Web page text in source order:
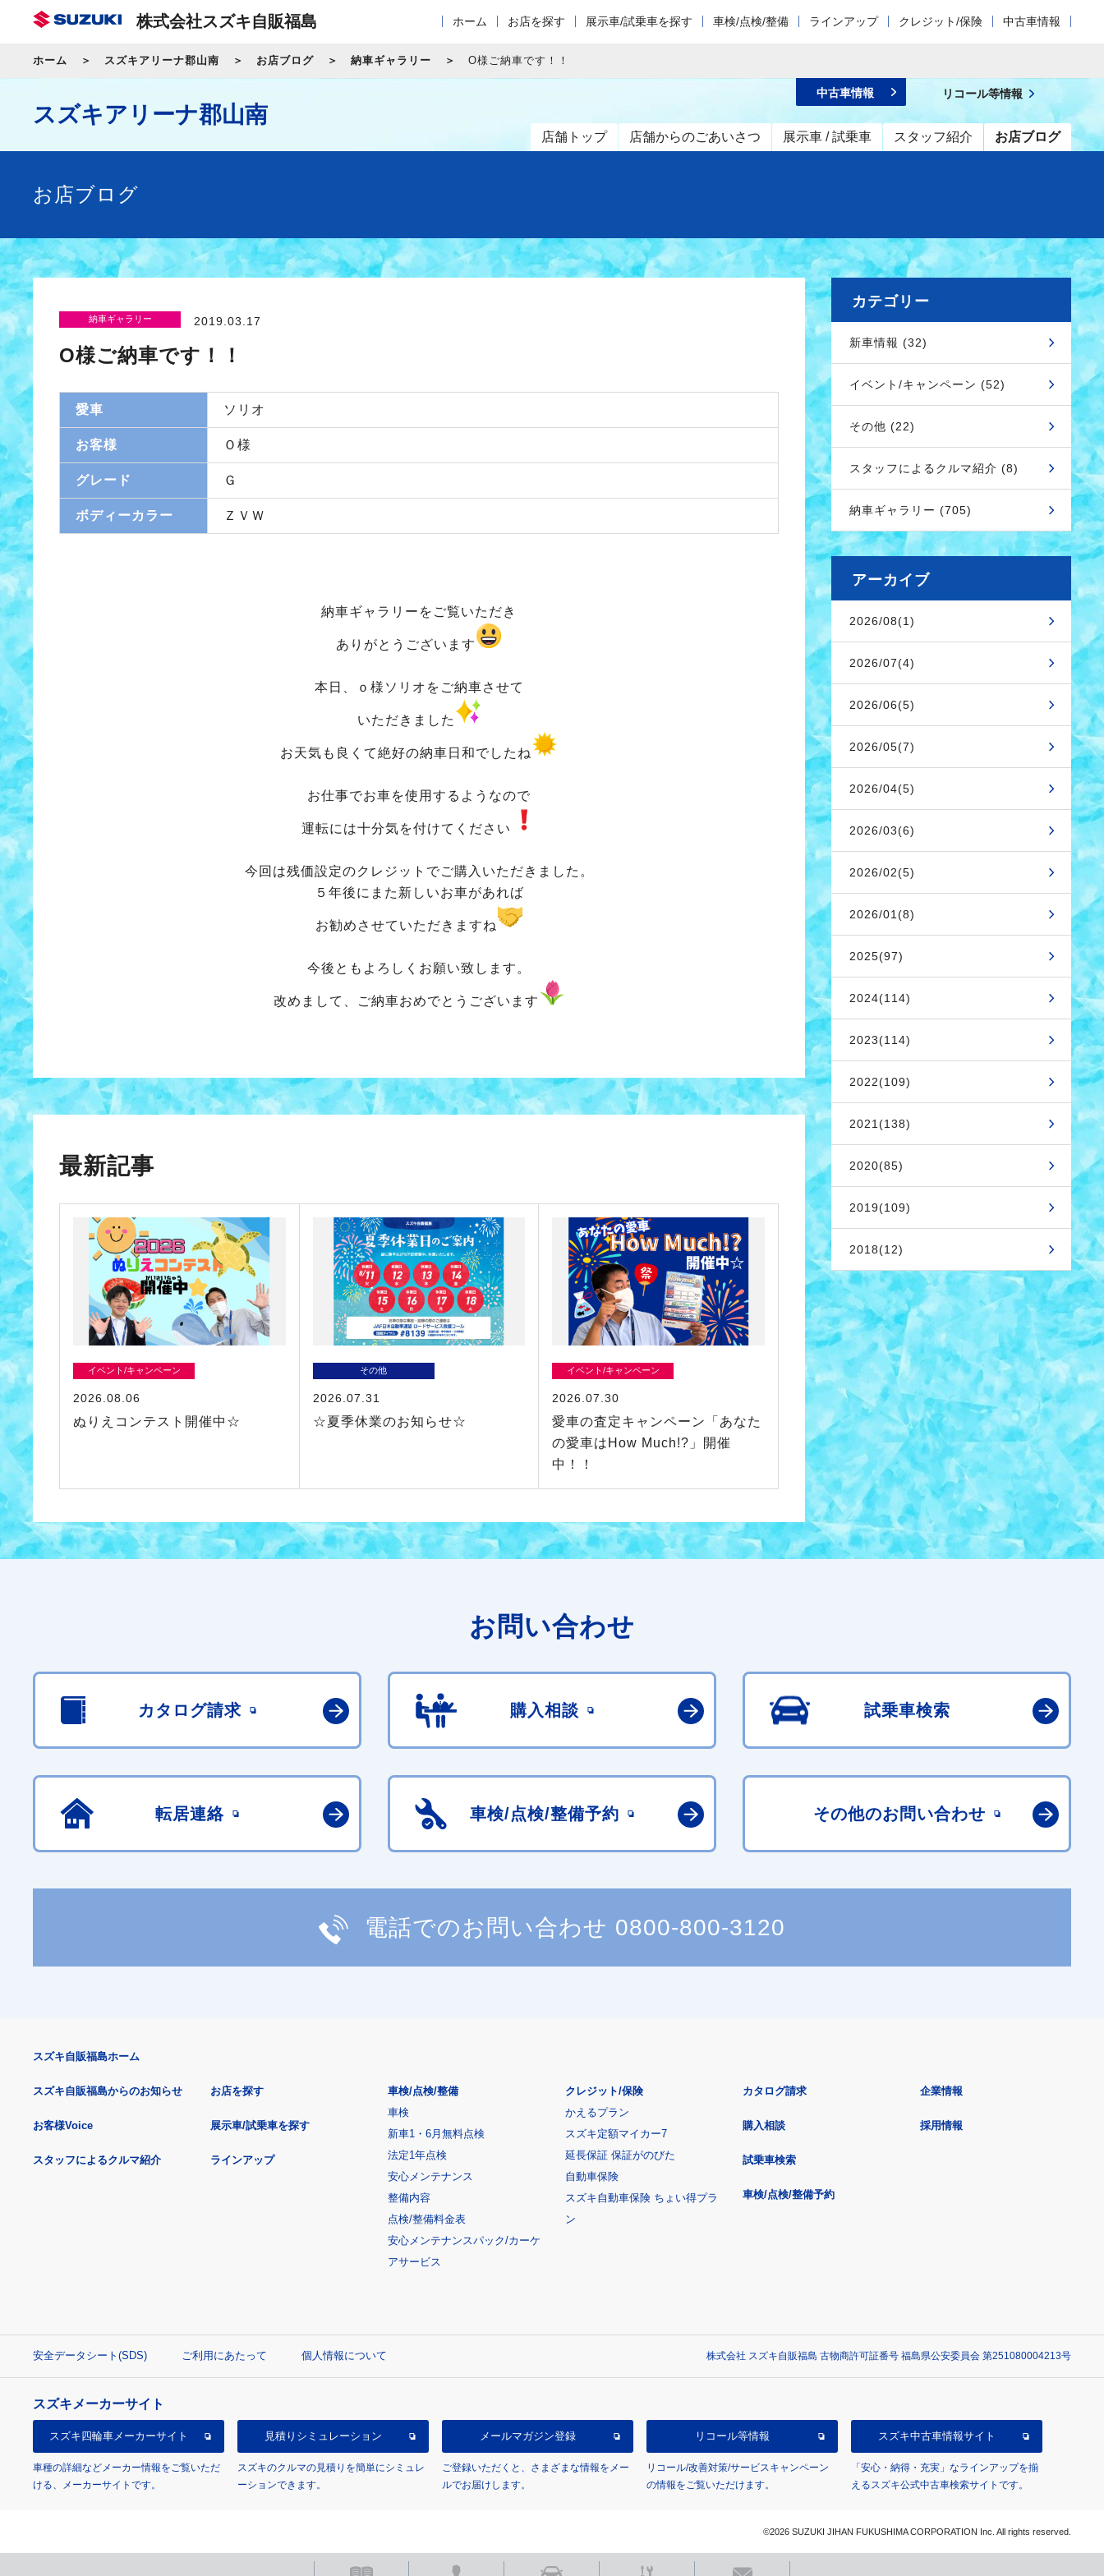
株式会社スズキ自販福島 ホーム お店を探す 展示車/試乗車を探す 車検/点検/整備 ラインアップ クレジット/保険 中古車情報
ホーム スズキアリーナ郡山南 お店ブログ 納車ギャラリー O様ご納車です！！
スズキアリーナ郡山南
店舗トップ 店舗からのごあいさつ 展示車 / 試乗車 スタッフ紹介 お店ブログ
中古車情報 リコール等情報
お店ブログ
納車ギャラリー 2019.03.17
O様ご納車です！！
愛車 ソリオ
お客様 Ｏ様
グレード Ｇ
ボディーカラー ＺＶＷ
納車ギャラリーをご覧いただき
ありがとうございます
本日、ｏ様ソリオをご納車させて
いただきました
お天気も良くて絶好の納車日和でしたね
お仕事でお車を使用するようなので
運転には十分気を付けてください
今回は残価設定のクレジットでご購入いただきました。
５年後にまた新しいお車があれば
お勧めさせていただきますね
今後ともよろしくお願い致します。
改めまして、ご納車おめでとうございます
最新記事
イベント/キャンペーン
2026.08.06
ぬりえコンテスト開催中☆
その他
2026.07.31
☆夏季休業のお知らせ☆
イベント/キャンペーン
2026.07.30
愛車の査定キャンペーン「あなた
の愛車はHow Much!?」開催
中！！
カテゴリー
新車情報 (32)
イベント/キャンペーン (52)
その他 (22)
スタッフによるクルマ紹介 (8)
納車ギャラリー (705)
アーカイブ
2026/08(1)
2026/07(4)
2026/06(5)
2026/05(7)
2026/04(5)
2026/03(6)
2026/02(5)
2026/01(8)
2025(97)
2024(114)
2023(114)
2022(109)
2021(138)
2020(85)
2019(109)
2018(12)
お問い合わせ
カタログ請求 購入相談 試乗車検索
転居連絡 車検/点検/整備予約 その他のお問い合わせ
電話でのお問い合わせ 0800-800-3120
スズキ自販福島ホーム
スズキ自販福島からのお知らせ
お客様Voice
スタッフによるクルマ紹介
お店を探す
展示車/試乗車を探す
ラインアップ
車検/点検/整備
車検
新車1・6月無料点検
法定1年点検
安心メンテナンス
整備内容
点検/整備料金表
安心メンテナンスパック/カーケ
アサービス
クレジット/保険
かえるプラン
スズキ定額マイカー7
延長保証 保証がのびた
自動車保険
スズキ自動車保険 ちょい得プラ
ン
カタログ請求
購入相談
試乗車検索
車検/点検/整備予約
企業情報
採用情報
安全データシート(SDS) ご利用にあたって 個人情報について 株式会社 スズキ自販福島 古物商許可証番号 福島県公安委員会 第251080004213号
スズキメーカーサイト
スズキ四輪車メーカーサイト
車種の詳細などメーカー情報をご覧いただ
ける、メーカーサイトです。
見積り シミュレーション
スズキのクルマの見積りを簡単にシミュレ
ーションできます。
メールマガジン登録
ご登録いただくと、さまざまな情報をメー
ルでお届けします。
リコール等情報
リコール/改善対策/サービスキャンペーン
の情報をご覧いただけます。
スズキ中古車情報サイト
「安心・納得・充実」なラインアップを揃
えるスズキ公式中古車検索サイトです。
©2026 SUZUKI JIHAN FUKUSHIMA CORPORATION Inc. All rights reserved.